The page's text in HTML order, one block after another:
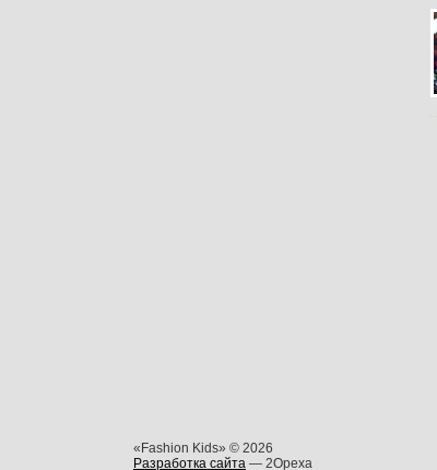
«Fashion Kids» © 2026
Разработка сайта — 2Opexa